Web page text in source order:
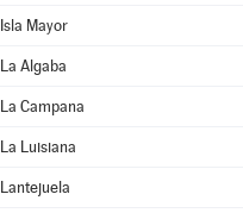
Isla Mayor
La Algaba
La Campana
La Luisiana
Lantejuela